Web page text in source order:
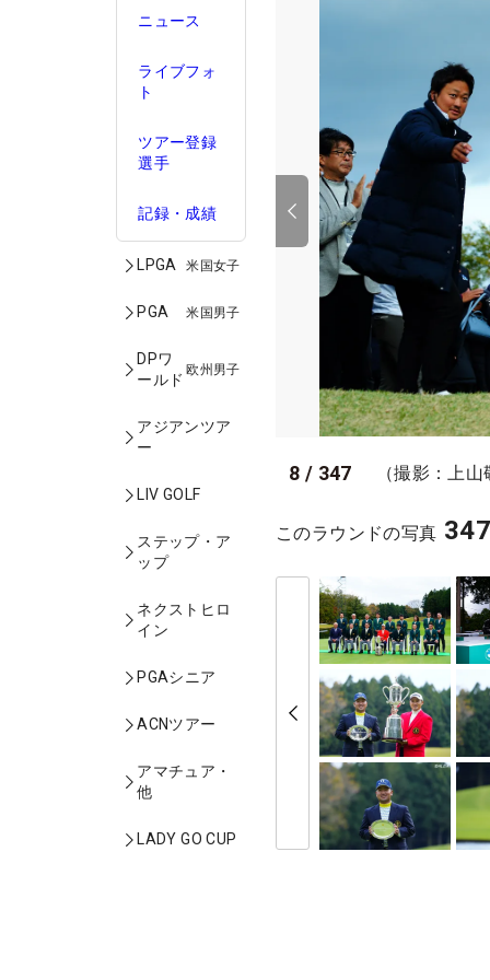
ニュース
ライブフォ
ト
ツアー登録
選手
記録・成績
LPGA 米国女子
PGA 米国男子
DPワ
ールド
欧州男子
アジアンツア
ー
LIV GOLF
ステップ・ア
ップ
ネクストヒロ
イン
PGAシニア
ACNツアー
アマチュア・
他
LADY GO CUP
8 / 347 （撮影：上
このラウンドの写真